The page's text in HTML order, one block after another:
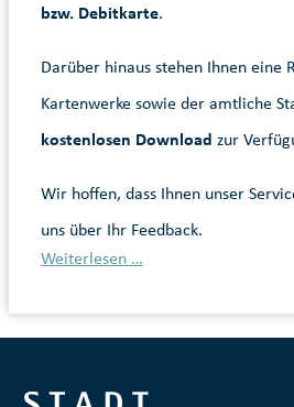
bzw. Debitkarte.
Darüber hinaus stehen Ihnen eine
Kartenwerke sowie der amtliche
kostenlosen Download zur
Wir hoffen, dass Ihnen unser
uns über Ihr Feedback.
Weiterlesen …